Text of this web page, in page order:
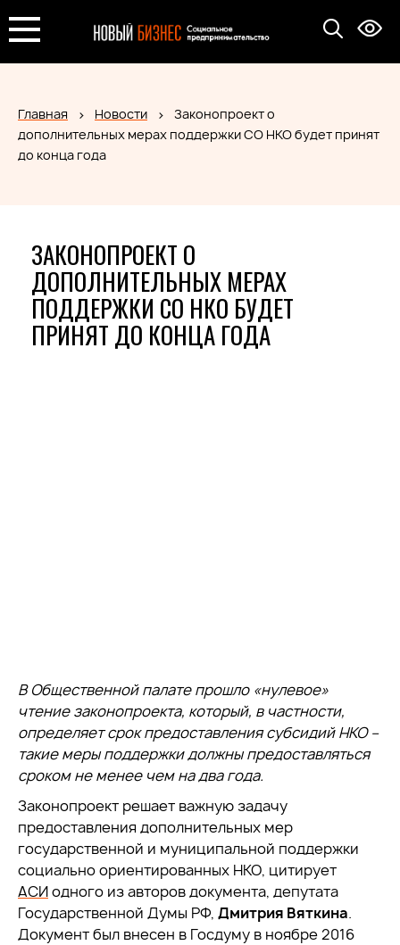
Главная Новости
Законопроект о
дополнительных мерах поддержки СО НКО будет принят
до конца года
ЗАКОНОПРОЕКТ О
ДОПОЛНИТЕЛЬНЫХ МЕРАХ
ПОДДЕРЖКИ СО НКО БУДЕТ
ПРИНЯТ ДО КОНЦА ГОДА
В Общественной палате прошло «нулевое»
чтение законопроекта, который, в частности,
определяет срок предоставления субсидий НКО –
такие меры поддержки должны предоставляться
сроком не менее чем на два года.
Законопроект решает важную задачу
предоставления дополнительных мер
государственной и муниципальной поддержки
социально ориентированных НКО, цитирует
АСИодного из авторов документа, депутата
Государственной Думы РФ, Дмитрия Вяткина.
Документ был внесен в Госдуму в ноябре 2016